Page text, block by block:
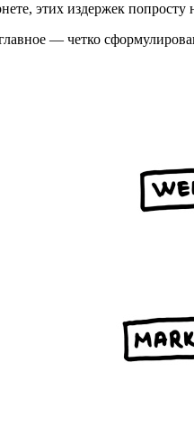
этих издержек попросту
— четко